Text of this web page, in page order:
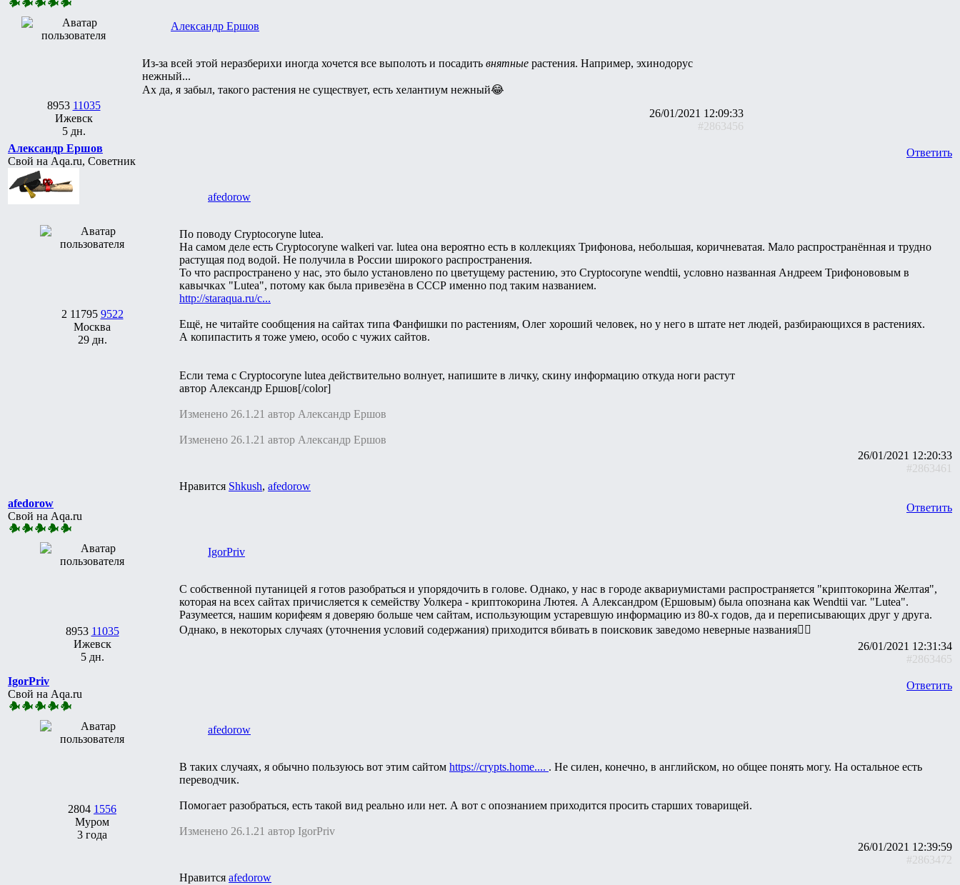
8953 11035
Ижевск
5 дн.
Александр Ершов
Из-за всей этой неразберихи иногда хочется все выполоть и посадить внятные растения. Например, эхинодорус
нежный...
Ах да, я забыл, такого растения не существует, есть хелантиум нежный😂
26/01/2021 12:09:33
#2863456
Александр Ершов
Свой на Aqa.ru, Советник
2 11795 9522
Москва
29 дн.
Ответить
afedorow
По поводу Cryptocoryne lutea.
На самом деле есть Cryptocoryne walkeri var. lutea она вероятно есть в коллекциях Трифонова, небольшая, коричневатая. Мало распространённая и трудно
растущая под водой. Не получила в России широкого распространения.
То что распространено у нас, это было установлено по цветущему растению, это Cryptocoryne wendtii, условно названная Андреем Трифонововым в
кавычках "Lutea", потому как была привезёна в СССР именно под таким названием.
http://staraqua.ru/c...
Ещё, не читайте сообщения на сайтах типа Фанфишки по растениям, Олег хороший человек, но у него в штате нет людей, разбирающихся в растениях.
А копипастить я тоже умею, особо с чужих сайтов.
Если тема с Cryptocoryne lutea действительно волнует, напишите в личку, скину информацию откуда ноги растут
автор Александр Ершов[/color]
Изменено 26.1.21 автор Александр Ершов
Изменено 26.1.21 автор Александр Ершов
26/01/2021 12:20:33
#2863461
Нравится Shkush, afedorow
afedorow
Свой на Aqa.ru
8953 11035
Ижевск
5 дн.
Ответить
IgorPriv
С собственной путаницей я готов разобраться и упорядочить в голове. Однако, у нас в городе аквариумистами распространяется "криптокорина Желтая",
которая на всех сайтах причисляется к семейству Уолкера - криптокорина Лютея. А Александром (Ершовым) была опознана как Wendtii var. "Lutea".
Разумеется, нашим корифеям я доверяю больше чем сайтам, использующим устаревшую информацию из 80-х годов, да и переписывающих друг у друга.
Однако, в некоторых случаях (уточнения условий содержания) приходится вбивать в поисковик заведомо неверные названия🤷‍♂️
26/01/2021 12:31:34
#2863465
IgorPriv
Свой на Aqa.ru
2804 1556
Муром
3 года
Ответить
afedorow
В таких случаях, я обычно пользуюсь вот этим сайтом https://crypts.home.... . Не силен, конечно, в английском, но общее понять могу. На остальное есть
переводчик.
Помогает разобраться, есть такой вид реально или нет. А вот с опознанием приходится просить старших товарищей.
Изменено 26.1.21 автор IgorPriv
26/01/2021 12:39:59
#2863472
Нравится afedorow